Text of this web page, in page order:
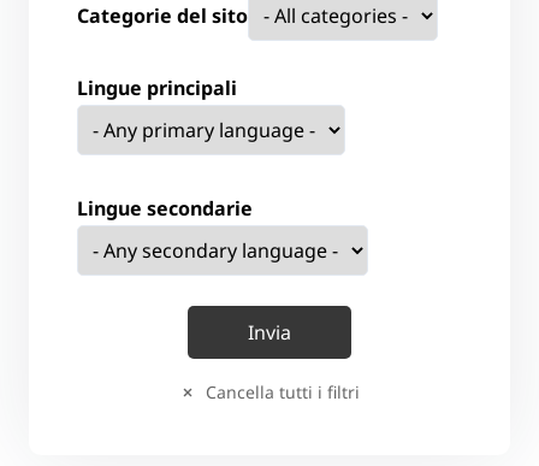
Categorie del sito
Lingue principali
Lingue secondarie
Cancella tutti i filtri